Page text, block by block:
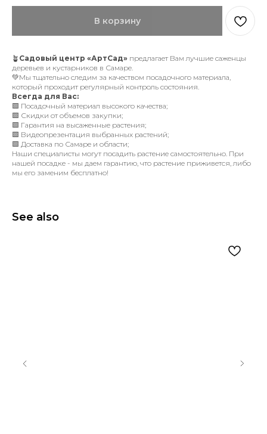
В корзину
🪴 Садовый центр «АртСад» предлагает Вам лучшие саженцы
деревьев и кустарников в Самаре.
💚Мы тщательно следим за качеством посадочного материала,
который проходит регулярный контроль состояния.
Всегда для Вас:
🟩 Посадочный материал высокого качества;
🟩 Скидки от объемов закупки;
🟩 Гарантия на высаженные растения;
🟩 Видеопрезентация выбранных растений;
🟩 Доставка по Самаре и области;
Наши специалисты могут посадить растение самостоятельно. При
нашей посадке - мы даем гарантию, что растение приживется, либо
мы его заменим бесплатно!
See also